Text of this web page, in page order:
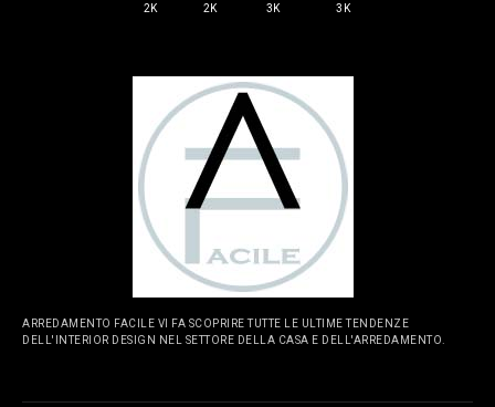
2K
2K
3K
3K
ARREDAMENTO FACILE VI FA SCOPRIRE TUTTE LE ULTIME TENDENZE
DELL'INTERIOR DESIGN NEL SETTORE DELLA CASA E DELL'ARREDAMENTO.